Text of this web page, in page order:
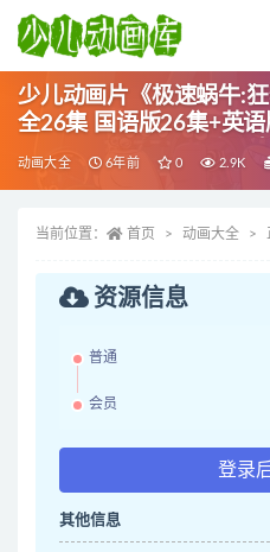
少儿动画片《极速蜗牛:
全26集 国语版26集+英
720P/MP4/9.31G 动画片
动画大全 6年前 0 2.9K
当前位置： 首页 动画大全
资源信息
普通
会员
登录
其他信息